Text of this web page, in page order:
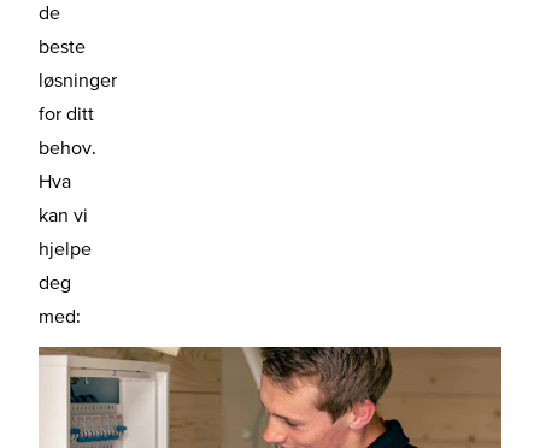
de
beste
løsninger
for ditt
behov.
Hva
kan vi
hjelpe
deg
med: